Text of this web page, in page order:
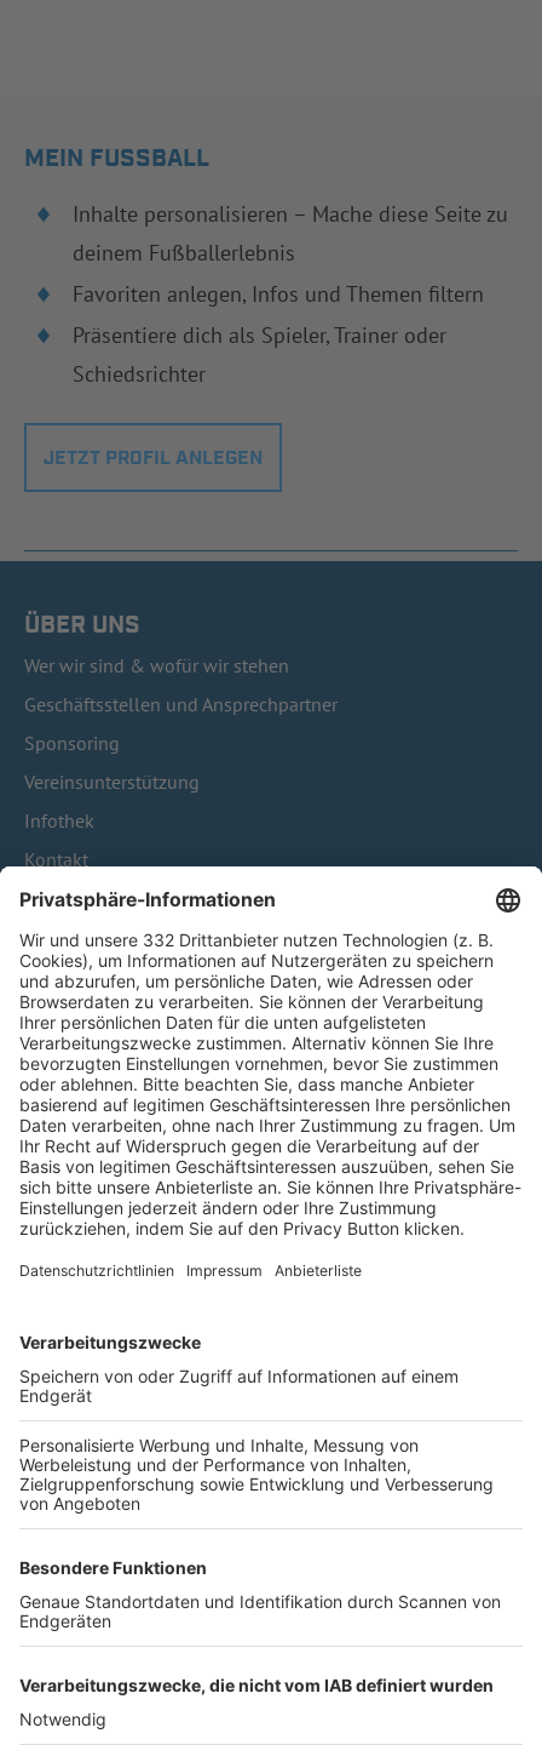
MEIN FUSSBALL
Inhalte personalisieren – Mache diese Seite zu
deinem Fußballerlebnis
Favoriten anlegen, Infos und Themen filtern
Präsentiere dich als Spieler, Trainer oder
Schiedsrichter
JETZT PROFIL ANLEGEN
ÜBER UNS
Wer wir sind & wofür wir stehen
Geschäftsstellen und Ansprechpartner
Sponsoring
Vereinsunterstützung
Infothek
Kontakt
HÄUFIG BESUCHTE SEITEN
Pässe und Vereinswechsel
Trainerausbildung
Schulungsangebot Vereinsmitarbeiter
BFV-Geschäftsstellen
Trainerbörse
Login SpielPlus
FOLGE DEM BFV
TOP-VEREINE
TOP-PARTNER